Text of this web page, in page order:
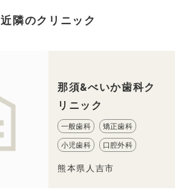
近隣のクリニック
那須&べいか歯科ク
リニック
一般歯科 矯正歯科
小児歯科 口腔外科
熊本県人吉市